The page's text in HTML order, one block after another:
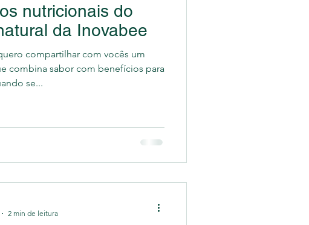
Move+ Fruticultura
nutricionais do
da Inovabee
compartilhar com vocês um
combina sabor com benefícios para
se...
2 min de leitura